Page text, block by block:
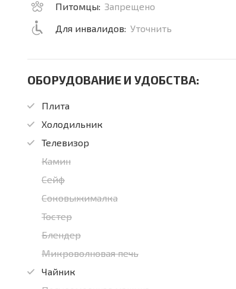
Питомцы: Запрещено
Для инвалидов: Уточнить
ОБОРУДОВАНИЕ И УДОБСТВА:
Плита
Холодильник
Телевизор
Камин
Сейф
Соковыжималка
Тостер
Блендер
Микроволновая печь
Чайник